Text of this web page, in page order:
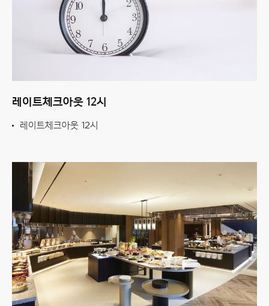
레이트체크아웃 12시
레이트체크아웃 12시